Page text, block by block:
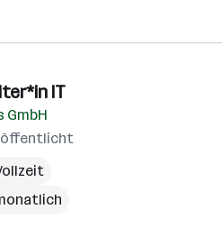
IT
GmbH